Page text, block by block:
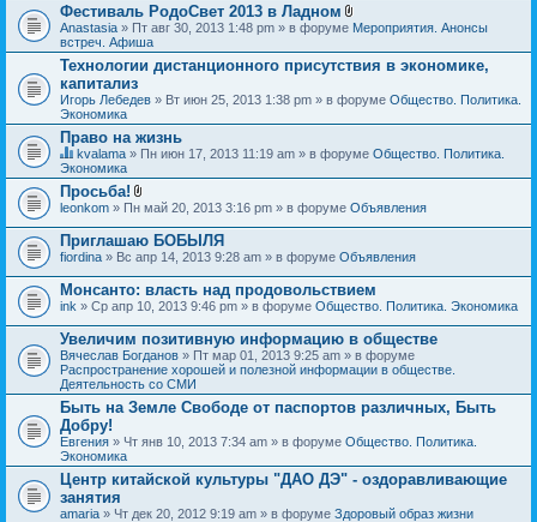
Фестиваль РодоСвет 2013 в Ладном
В
о
ж
н
и
я
Anastasia » Пт авг 30, 2013 1:48 pm » в форуме Мероприятия. Анонсы
встреч. Афиша
Технологии дистанционного присутствия в экономике,
капитализ
Игорь Лебедев » Вт июн 25, 2013 1:38 pm » в форуме Общество. Политика.
Экономика
Право на жизнь
Д
а
н
н
я
т
е
м
а
с
о
д
е
р
ж
и
т
о
п
р
о
с
.
kvalama » Пн июн 17, 2013 11:19 am » в форуме Общество. Политика.
Экономика
Просьба!
В
о
ж
е
н
и
я
leonkom » Пн май 20, 2013 3:16 pm » в форуме Объявления
Приглашаю БОБЫЛЯ
fiordina » Вс апр 14, 2013 9:28 am » в форуме Объявления
Монсанто: власть над продовольствием
ink » Ср апр 10, 2013 9:46 pm » в форуме Общество. Политика. Экономика
Увеличим позитивную информацию в обществе
Вячеслав Богданов » Пт мар 01, 2013 9:25 am » в форуме
Распространение хорошей и полезной информации в обществе.
Деятельность со СМИ
Быть на Земле Свободе от паспортов различных, Быть
Добру!
Евгения » Чт янв 10, 2013 7:34 am » в форуме Общество. Политика.
Экономика
Центр китайской культуры "ДАО ДЭ" - оздоравливающие
занятия
amaria » Чт дек 20, 2012 9:19 am » в форуме Здоровый образ жизни